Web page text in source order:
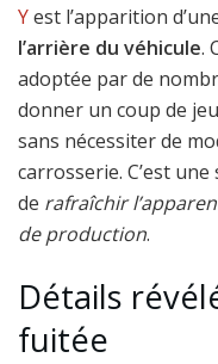
Yest l’apparition
l’arrière du véhicule.
adoptée par de
donner un coup de
sans nécessiter de
carrosserie. C’est
de rafraîchir
de production.
Détails
fuitée